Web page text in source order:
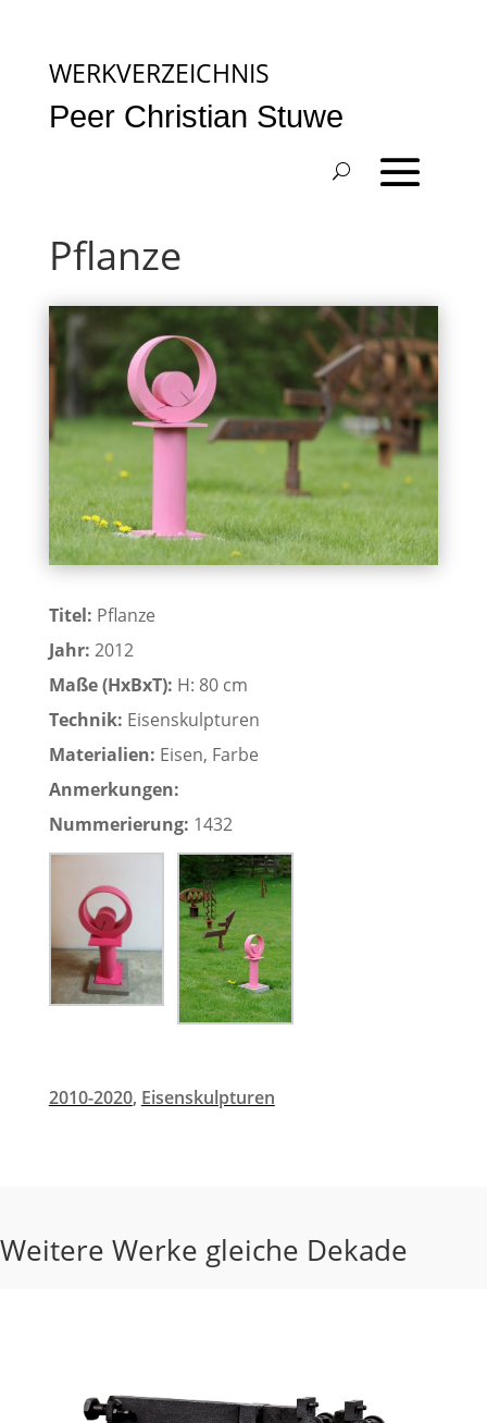
WERKVERZEICHNIS
Peer Christian Stuwe
Pflanze
Titel: Pflanze
Jahr: 2012
Maße (HxBxT): H: 80 cm
Technik: Eisenskulpturen
Materialien: Eisen, Farbe
Anmerkungen:
Nummerierung: 1432
2010-2020, Eisenskulpturen
Weitere Werke gleiche Dekade